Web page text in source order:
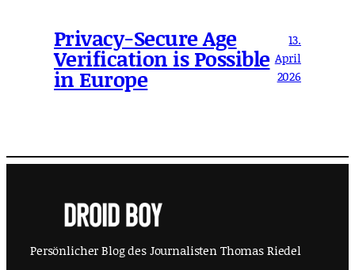
Privacy-Secure Age
Verification is Possible
in Europe
13.
April
2026
Persönlicher Blog des Journalisten Thomas Riedel